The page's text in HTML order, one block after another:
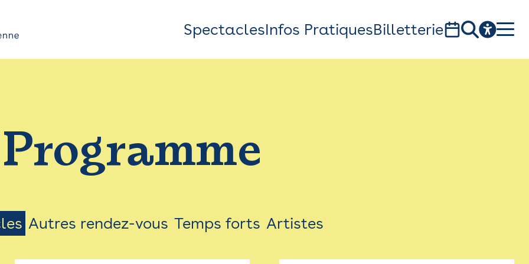
Top
Bar
Menu
SpectaclesInfos PratiquesBilletterie
1, av. du Chateau d'eau - 31300 Toulouse
Programme
Autres rendez-vous Temps forts Artistes